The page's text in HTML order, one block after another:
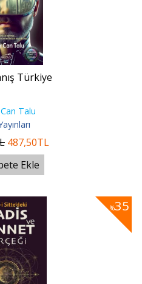
Türkiye
Talu
487,50TL
Ekle
%35